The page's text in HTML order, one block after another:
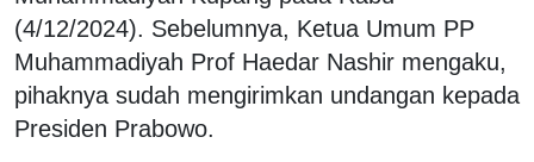
(4/12/2024). Sebelumnya, Ketua Umum PP
Muhammadiyah Prof Haedar Nashir mengaku,
pihaknya sudah mengirimkan undangan kepada
Presiden Prabowo.